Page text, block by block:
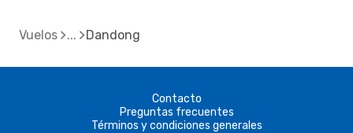
Vuelos Dandong
Contacto
Preguntas frecuentes
Términos y condiciones generales